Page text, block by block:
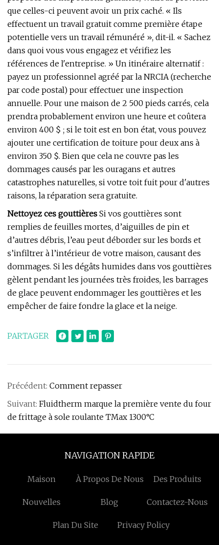
que celles-ci peuvent avoir un prix caché. « Ils
effectuent un travail gratuit comme première étape
potentielle vers un travail rémunéré », dit-il. « Sachez
dans quoi vous vous engagez et vérifiez les
références de l'entreprise. » Un itinéraire alternatif :
payez un professionnel agréé par la NRCIA (recherche
par code postal) pour effectuer une inspection
annuelle. Pour une maison de 2 500 pieds carrés, cela
prendra probablement environ une heure et coûtera
environ 400 $ ; si le toit est en bon état, vous pouvez
ajouter une certification de toiture pour deux ans à
environ 350 $. Bien que cela ne couvre pas les
dommages causés par les ouragans et autres
catastrophes naturelles, si votre toit fuit pour d'autres
raisons, la réparation sera gratuite.
Nettoyez ces gouttières Si vos gouttières sont
remplies de feuilles mortes, d’aiguilles de pin et
d’autres débris, l’eau peut déborder sur les bords et
s’infiltrer à l’intérieur de votre maison, causant des
dommages. Si les dégâts humides dans vos gouttières
gèlent pendant les journées très froides, les barrages
de glace peuvent endommager les gouttières et les
empêcher de faire fondre la glace et la neige.
PARTAGER
Précédent: Comment repasser
Suivant: Fluidtherm marque la première vente du four
de frittage à sole roulante TMax 1300°C
NAVIGATION RAPIDE
Maison À Propos De Nous Des Produits
Nouvelles Blog Contactez-Nous
Plan Du Site Privacy Policy